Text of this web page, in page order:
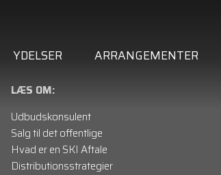
YDELSER ARRANGEMENTER
LÆS OM:
Udbudskonsulent
Salg til det offentlige
Hvad er en SKI Aftale
Distributionsstrategier